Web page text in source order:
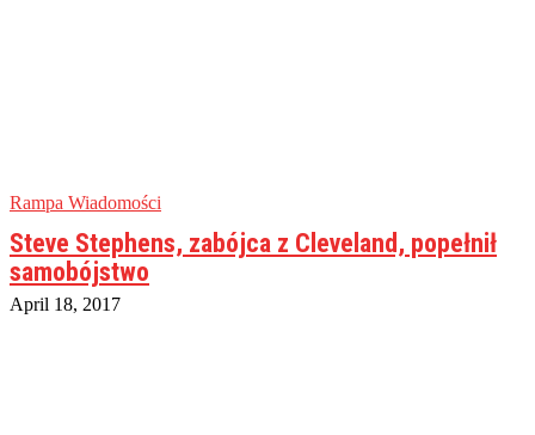
Rampa Wiadomości
Steve Stephens, zabójca z Cleveland, popełnił
samobójstwo
April 18, 2017